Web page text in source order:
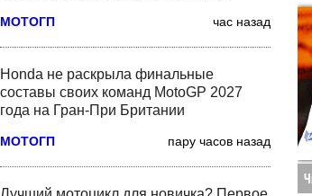
МОТОГП час назад
Honda не раскрыла финальные
составы своих команд MotoGP 2027
года на Гран-При Британии
МОТОГП пару часов назад